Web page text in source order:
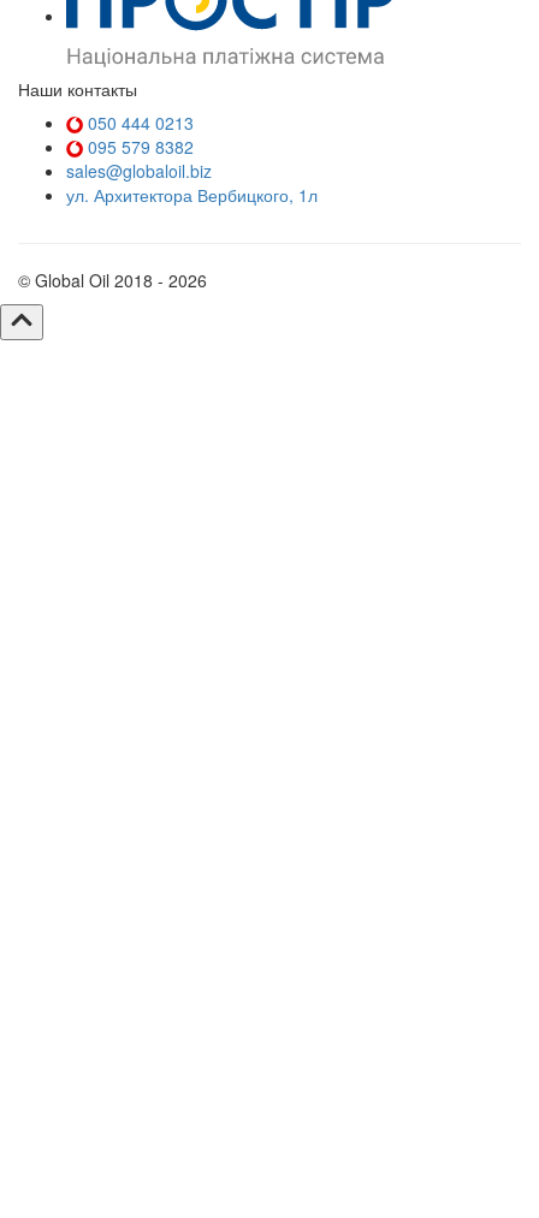
Наши контакты
050 444 0213
095 579 8382
sales@globaloil.biz
ул. Архитектора Вербицкого, 1л
© Global Oil 2018 - 2026